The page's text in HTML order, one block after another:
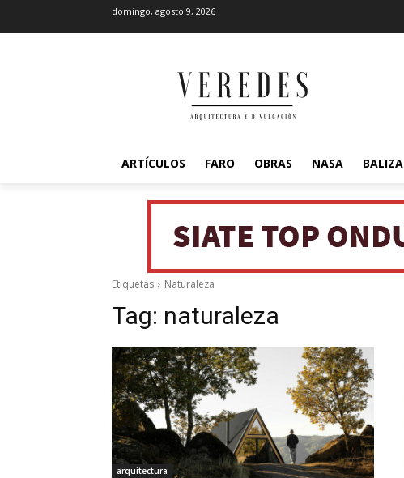
domingo, agosto 9, 2026
ARTÍCULOS FARO OBRAS NASA BALIZA
Etiquetas Naturaleza
Tag: naturaleza
arquitectura